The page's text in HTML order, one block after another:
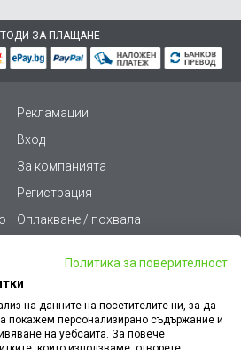
ЗА ПЛАЩАНЕ
Рекламации
Вход
За компанията
Регистрация
Оплакване / похвала
Кариери
Политика за поверителност
на данните на посетителите ни, за да
покажем персонализирано съдържание и
на уебсайта. За повече